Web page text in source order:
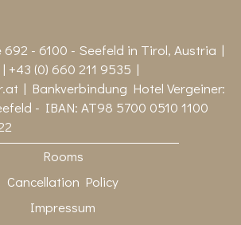
692 - 6100 - Seefeld in Tirol, Austria |
+43 (0) 660 211 9535 |
| Bankverbindung Hotel Vergeiner:
- IBAN: AT98 5700 0510 1100
Rooms
Cancellation Policy
Impressum